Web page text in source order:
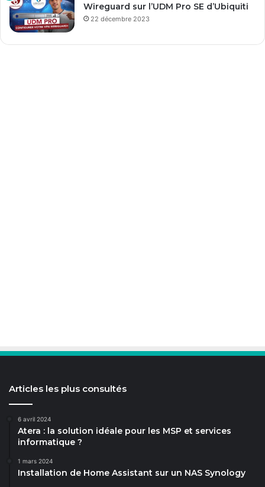
Wireguard sur l’UDM Pro SE d’Ubiquiti
22 décembre 2023
Articles les plus consultés
6 avril 2024
Atera : la solution idéale pour les MSP et services
informatique ?
1 mars 2024
Installation de Home Assistant sur un NAS Synology